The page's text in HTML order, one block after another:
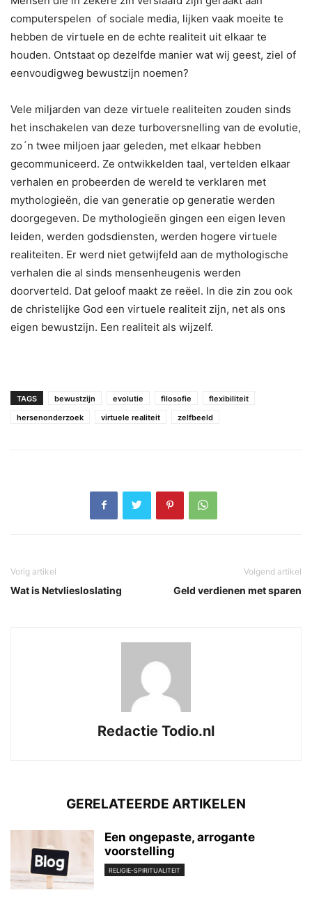
computerspelen of sociale media, lijken vaak moeite te
hebben de virtuele en de echte realiteit uit elkaar te
houden. Ontstaat op dezelfde manier wat wij geest, ziel of
eenvoudigweg bewustzijn noemen?
Vele miljarden van deze virtuele realiteiten zouden sinds
het inschakelen van deze turboversnelling van de evolutie,
zo´n twee miljoen jaar geleden, met elkaar hebben
gecommuniceerd. Ze ontwikkelden taal, vertelden elkaar
verhalen en probeerden de wereld te verklaren met
mythologieën, die van generatie op generatie werden
doorgegeven. De mythologieën gingen een eigen leven
leiden, werden godsdiensten, werden hogere virtuele
realiteiten. Er werd niet getwijfeld aan de mythologische
verhalen die al sinds mensenheugenis werden
doorverteld. Dat geloof maakt ze reëel. In die zin zou ook
de christelijke God een virtuele realiteit zijn, net als ons
eigen bewustzijn. Een realiteit als wijzelf.
TAGS bewustzijn evolutie filosofie
flexibiliteit
hersenonderzoek
virtuele realiteit zelfbeeld
Vorig artikel
Wat is Netvliesloslating
Volgend artikel
Geld verdienen met sparen
Redactie Todio.nl
GERELATEERDE ARTIKELEN
Een ongepaste, arrogante
voorstelling
RELIGIE-SPIRITUALITEIT